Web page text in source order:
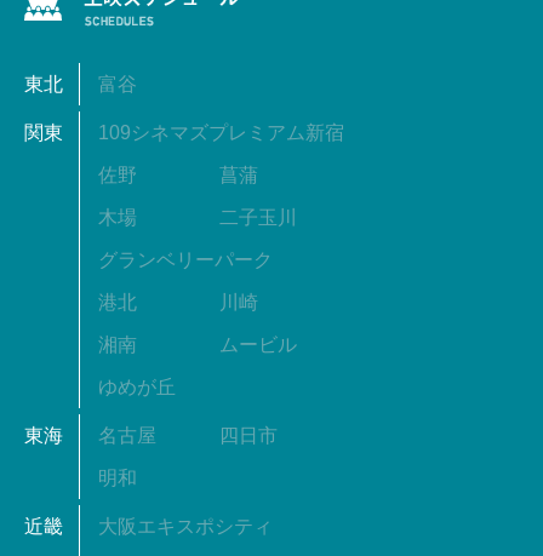
東北 富谷
関東 109シネマズプレミアム新宿
佐野 菖蒲
木場 二子玉川
グランベリーパーク
港北 川崎
湘南 ムービル
ゆめが丘
東海 名古屋 四日市
明和
近畿 大阪エキスポシティ